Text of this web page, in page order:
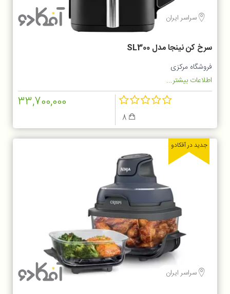
سراسر ایران
سرخ کن نینجا مدل SL300
فروشگاه مرکزی
اطلاعات بیشتر...
8
33,700,000
جدید در آفکادو
سراسر ایران